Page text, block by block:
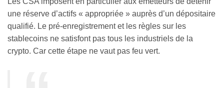
une réserve d’actifs « appropriée » auprès d’un dépositaire
qualifié. Le pré-enregistrement et les règles sur les
stablecoins ne satisfont pas tous les industriels de la
crypto. Car cette étape ne vaut pas feu vert.